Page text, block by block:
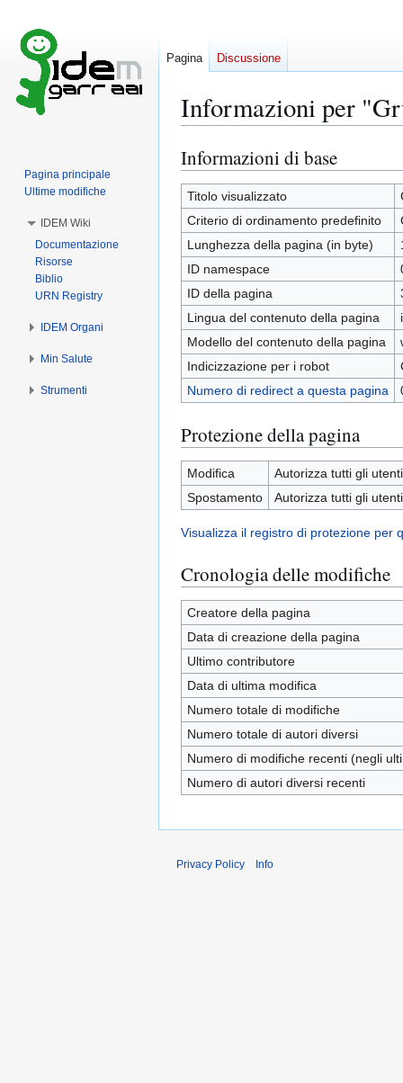
Informazioni per
Vai
alla
navigazione
Vai
alla
ricerca
Informazioni di base
Titolo visualizzato
Criterio di ordinamento predefinito
Lunghezza della pagina (in byte)
ID namespace
ID della pagina
Lingua del contenuto della pagina
Modello del contenuto della pagina
Indicizzazione per i robot
Numero di redirect a questa pagina
Protezione della pagina
Modifica
Autorizza tutti gli
Spostamento
Autorizza tutti gli
Visualizza il registro di protezione per
Cronologia delle modifiche
Creatore della pagina
Data di creazione della pagina
Ultimo contributore
Data di ultima modifica
Numero totale di modifiche
Numero totale di autori diversi
Numero di modifiche recenti (negli
Numero di autori diversi recenti
Pagina Discussione
Pagina principale
Ultime modifiche
IDEM Wiki
Documentazione
Risorse
Biblio
URN Registry
IDEM Organi
Min Salute
Strumenti
Privacy Policy Info